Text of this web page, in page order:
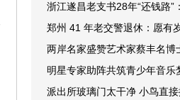
浙江遂昌老支书28年“还钱路”
郑州 41 年老交警退休：愿有
两岸名家盛赞艺术家蔡丰名博
明星专家助阵共筑青少年音乐
派出所玻璃门太干净 小鸟直